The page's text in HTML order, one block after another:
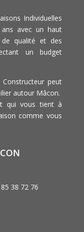
Individuelles
avec un haut
de qualité et des
un budget
peut
autour Mâcon.
qui vous tient à
comme vous
38 72 76